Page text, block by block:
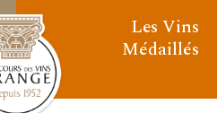
Les Vins
Médaillés